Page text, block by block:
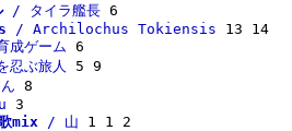
/ タイラ艦長
/ Archilochus Tokiensis
ゲーム
ぶ旅人
mix / 山